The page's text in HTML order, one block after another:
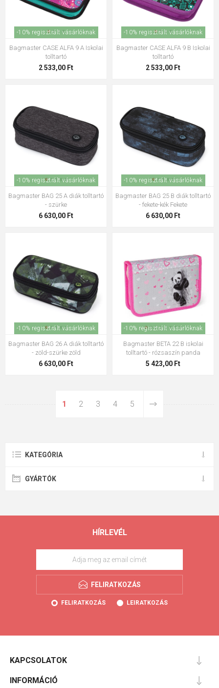
-10% regisztrált vásárlóknak
Bagmaster CASE ALFA 9 A Iskolai
tolltartó
2 533,00 Ft
-10% regisztrált vásárlóknak
Bagmaster CASE ALFA 9 B Iskolai
tolltartó
2 533,00 Ft
-10% regisztrált vásárlóknak
Bagmaster BAG 25 A diák tolltartó
- szürke
6 630,00 Ft
-10% regisztrált vásárlóknak
Bagmaster BAG 25 B diák tolltartó
- fekete-kék Fekete
6 630,00 Ft
-10% regisztrált vásárlóknak
Bagmaster BAG 26 A diák tolltartó
- zöld-szürke zöld
6 630,00 Ft
-10% regisztrált vásárlóknak
Bagmaster BETA 22 B iskolai
tolltartó - rózsaszín panda
5 423,00 Ft
1 2 3 4 5
KATEGÓRIA
GYÁRTÓK
HÍRLEVÉL
FELIRATKOZÁS
FELIRATKOZÁS LEIRATKOZÁS
KAPCSOLATOK
INFORMÁCIÓ